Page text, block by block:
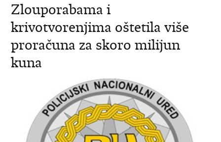
Zlouporabama i
krivotvorenjima oštetila više
proračuna za skoro milijun
kuna